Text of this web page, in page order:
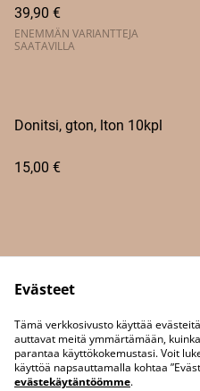
39,90 €
ENEMMÄN VARIANTTEJA
SAATAVILLA
Donitsi, gton, lton 10kpl
15,00 €
Evästeet
Tämä verkkosivusto käyttää
auttavat meitä ymmärtämään,
parantaa käyttökokemustasi. Voit
käyttöä napsauttamalla kohtaa
evästekäytäntöömme.